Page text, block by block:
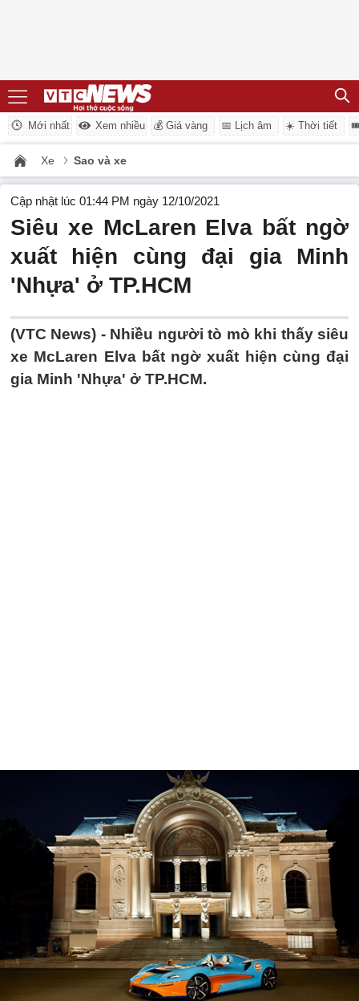
Mới nhất Xem nhiều 💰 Giá vàng 📅 Lịch âm ☀️ Thời tiết
Xe Sao và xe
Cập nhật lúc 01:44 PM ngày 12/10/2021
Siêu xe McLaren Elva bất ngờ
xuất hiện cùng đại gia Minh
'Nhựa' ở TP.HCM
(VTC News) - Nhiều người tò mò khi thấy siêu
xe McLaren Elva bất ngờ xuất hiện cùng đại
gia Minh 'Nhựa' ở TP.HCM.